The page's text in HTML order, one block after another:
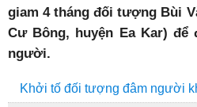
giam 4 tháng đối tượng Bùi
Cư Bông, huyện Ea Kar)
người.
Khởi tố đối tượng đâm người